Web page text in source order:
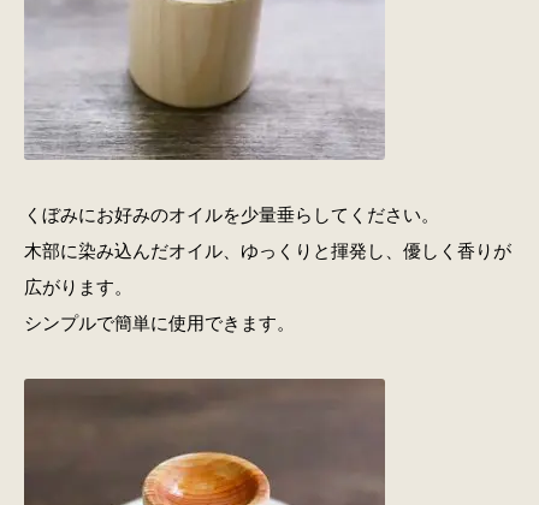
くぼみにお好みのオイルを少量垂らしてください。
木部に染み込んだオイル、ゆっくりと揮発し、優しく香りが
広がります。
シンプルで簡単に使用できます。